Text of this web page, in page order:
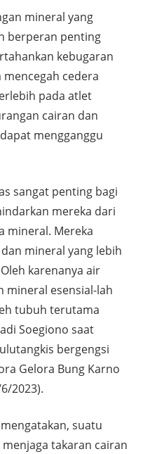
mineral yang
berperan penting
kebugaran
cedera
pada atlet
cairan dan
mengganggu
sangat penting bagi
mereka dari
mineral. Mereka
mineral yang lebih
karenanya air
mineral esensial-lah
tubuh terutama
Soegiono saat
bergengsi
Gelora Bung Karno
2023).
suatu
takaran cairan